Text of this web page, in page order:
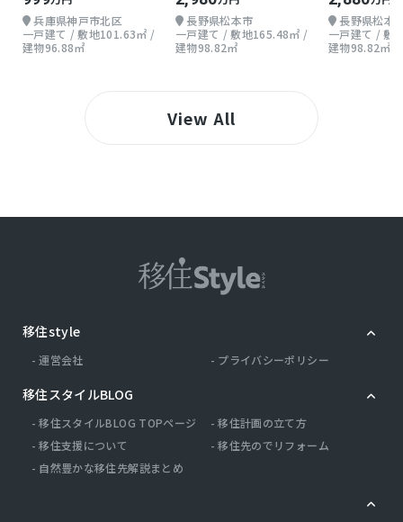
兵庫県神戸市北区
一戸建て / 敷地101.63㎡ /
建物96.88㎡
長野県松本市
一戸建て / 敷地165.48㎡ /
建物98.82㎡
長野県松本
一戸建て / 敷
建物98.82㎡
View All
移住style
運営会社 プライバシーポリシー
移住スタイルBLOG
移住スタイルBLOG TOPページ
移住計画の立て方
移住支援について
移住先のでリフォーム
自然豊かな移住先解説まとめ